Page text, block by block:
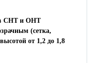
в СНТ и ОНТ
(сетка,
от 1,2 до 1,8